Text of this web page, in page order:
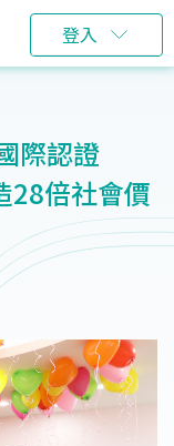
登入
際認證
28倍社會價